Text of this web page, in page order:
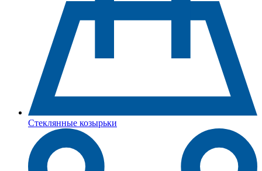
Стеклянные козырьки